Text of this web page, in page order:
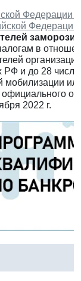
Федерации
Федерации
в
и до 28 числа
мобилизации
2022 г.